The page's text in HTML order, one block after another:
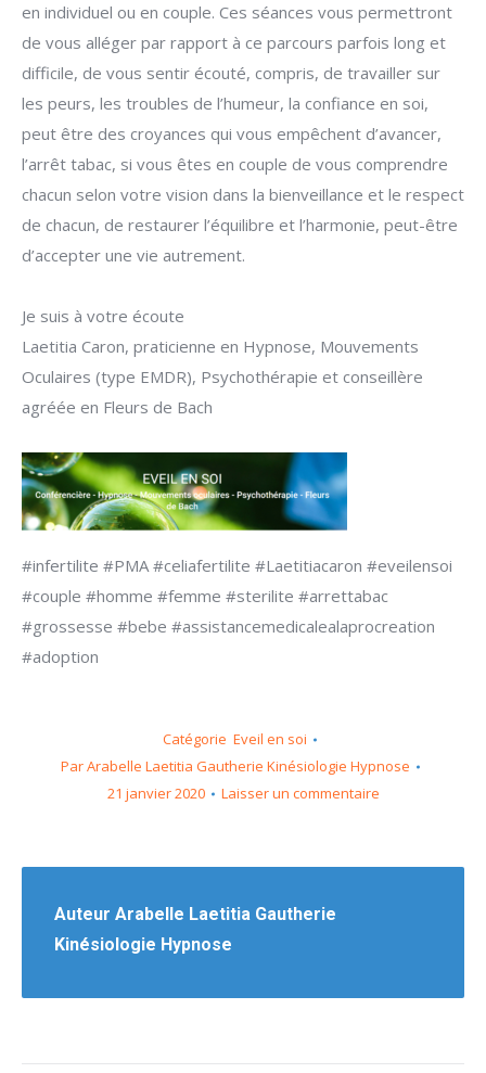
en individuel ou en couple. Ces séances vous permettront
de vous alléger par rapport à ce parcours parfois long et
difficile, de vous sentir écouté, compris, de travailler sur
les peurs, les troubles de l’humeur, la confiance en soi,
peut être des croyances qui vous empêchent d’avancer,
l’arrêt tabac, si vous êtes en couple de vous comprendre
chacun selon votre vision dans la bienveillance et le respect
de chacun, de restaurer l’équilibre et l’harmonie, peut-être
d’accepter une vie autrement.
Je suis à votre écoute
Laetitia Caron, praticienne en Hypnose, Mouvements
Oculaires (type EMDR), Psychothérapie et conseillère
agréée en Fleurs de Bach
#infertilite #PMA #celiafertilite #Laetitiacaron #eveilensoi
#couple #homme #femme #sterilite #arrettabac
#grossesse #bebe #assistancemedicalealaprocreation
#adoption
Catégorie Eveil en soi
ParArabelle Laetitia Gautherie Kinésiologie Hypnose
21 janvier 2020
Laisser un commentaire
Auteur Arabelle Laetitia Gautherie
Kinésiologie Hypnose